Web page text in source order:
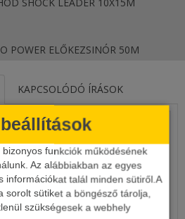
funkciók működésének
Az alábbiakban az egyes
információkat talál minden sütiről.A
sorolt sütiket a böngésző tárolja,
szükségesek a webhely
POWER ELŐKEZSINÓR 50M
KAPCSOLÓDÓ ÍRÁSOK